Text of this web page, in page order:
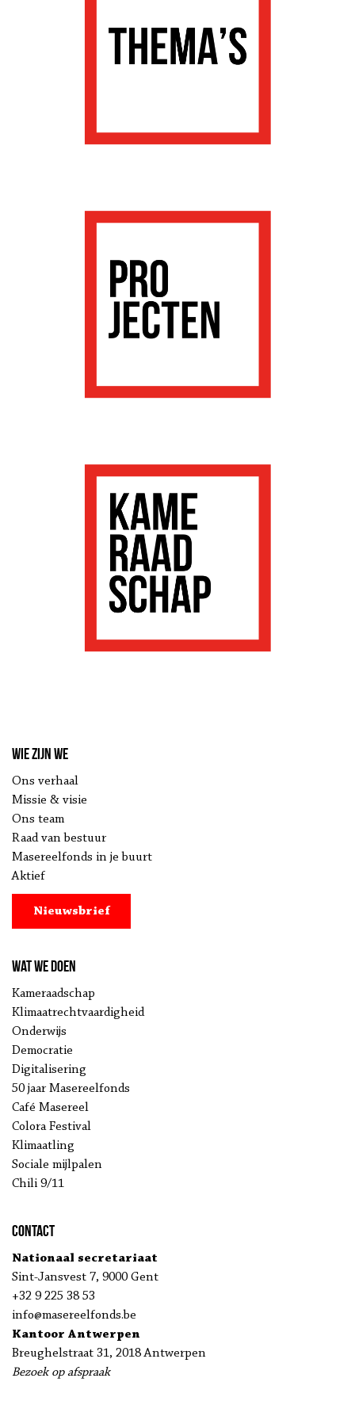
Wie zijn we
Ons verhaal
Missie & visie
Ons team
Raad van bestuur
Masereelfonds in je buurt
Aktief
Nieuwsbrief
Wat we doen
Kameraadschap
Klimaatrechtvaardigheid
Onderwijs
Democratie
Digitalisering
50 jaar Masereelfonds
Café Masereel
Colora Festival
Klimaatling
Sociale mijlpalen
Chili 9/11
Contact
Nationaal secretariaat
Sint-Jansvest 7, 9000 Gent
+32 9 225 38 53
info@masereelfonds.be
Kantoor Antwerpen
Breughelstraat 31, 2018 Antwerpen
Bezoek op afspraak